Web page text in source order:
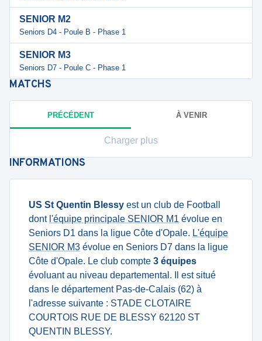
SENIOR M2
Seniors D4 - Poule B - Phase 1
SENIOR M3
Seniors D7 - Poule C - Phase 1
MATCHS
PRÉCÉDENT À VENIR
Charger plus
INFORMATIONS
US St Quentin Blessy est un club de Football
dont l'équipe principale SENIOR M1 évolue en
Seniors D1 dans la ligue Côte d'Opale. L'équipe
SENIOR M3 évolue en Seniors D7 dans la ligue
Côte d'Opale. Le club compte 3 équipes
évoluant au niveau departemental. Il est situé
dans le département Pas-de-Calais (62) à
l'adresse suivante : STADE CLOTAIRE
COURTOIS RUE DE BLESSY 62120 ST
QUENTIN BLESSY.